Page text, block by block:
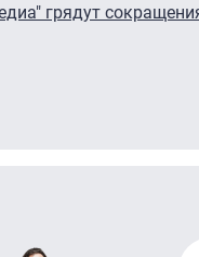
грядут